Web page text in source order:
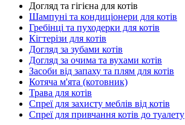
Догляд та гігієна для котів
Шампуні та кондиціонери для котів
Гребінці та пуходерки для котів
Кігтерізи для котів
Догляд за зубами котів
Догляд за очима та вухами котів
Засоби від запаху та плям для котів
Котяча м'ята (котовник)
Трава для котів
Спреї для захисту меблів від котів
Спреї для привчання котів до туалету